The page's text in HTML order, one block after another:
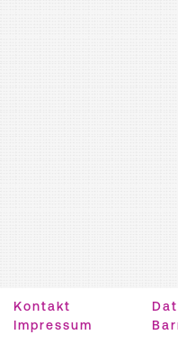
Kontakt
Impressum